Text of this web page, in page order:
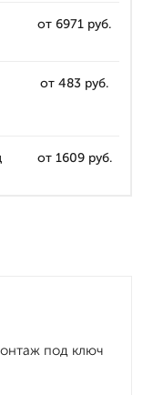
от 6971 руб.
от 483 руб.
от 1609 руб.
под ключ